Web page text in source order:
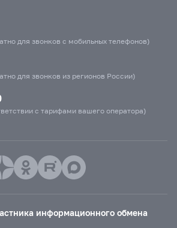
для звонков с мобильных телефонов)
для звонков из регионов России)
с тарифами вашего оператора)
информационного обмена